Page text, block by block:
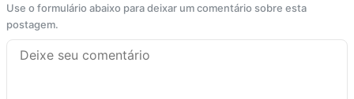
Use o formulário abaixo para deixar um comentário sobre esta
postagem.